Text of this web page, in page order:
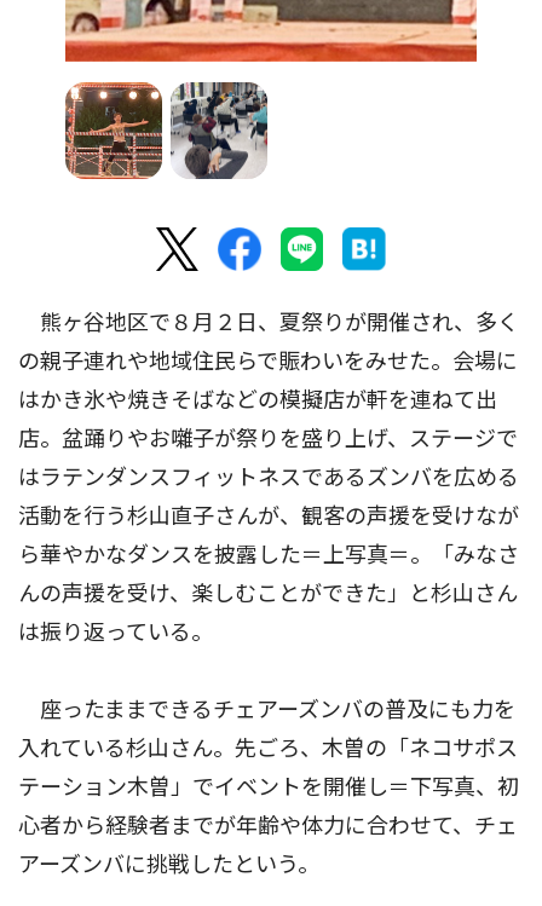
熊ヶ谷地区で８月２日、夏祭りが開催され、多く
の親子連れや地域住民らで賑わいをみせた。会場に
はかき氷や焼きそばなどの模擬店が軒を連ねて出
店。盆踊りやお囃子が祭りを盛り上げ、ステージで
はラテンダンスフィットネスであるズンバを広める
活動を行う杉山直子さんが、観客の声援を受けなが
ら華やかなダンスを披露した＝上写真＝。「みなさ
んの声援を受け、楽しむことができた」と杉山さん
は振り返っている。
座ったままできるチェアーズンバの普及にも力を
入れている杉山さん。先ごろ、木曽の「ネコサポス
テーション木曽」でイベントを開催し＝下写真、初
心者から経験者までが年齢や体力に合わせて、チェ
アーズンバに挑戦したという。